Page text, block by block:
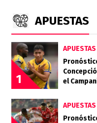
APUESTAS
1
APUESTAS
el
necesitado
APUESTAS